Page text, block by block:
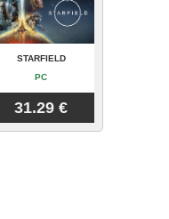
STARFIELD
PC
31.29 €